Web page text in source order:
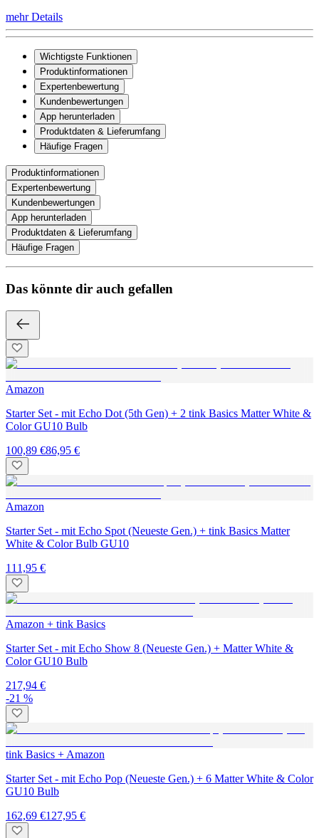
mehr Details
Wichtigste Funktionen
Produktinformationen
Expertenbewertung
Kundenbewertungen
App herunterladen
Produktdaten & Lieferumfang
Häufige Fragen
Produktinformationen
Expertenbewertung
Kundenbewertungen
App herunterladen
Produktdaten & Lieferumfang
Häufige Fragen
Das könnte dir auch gefallen
Amazon
Starter Set - mit Echo Dot (5th Gen) + 2 tink Basics Matter White &
Color GU10 Bulb
100,89 €86,95 €
Amazon
Starter Set - mit Echo Spot (Neueste Gen.) + tink Basics Matter
White & Color Bulb GU10
111,95 €
Amazon + tink Basics
Starter Set - mit Echo Show 8 (Neueste Gen.) + Matter White &
Color GU10 Bulb
217,94 €
-21 %
tink Basics + Amazon
Starter Set - mit Echo Pop (Neueste Gen.) + 6 Matter White & Color
GU10 Bulb
162,69 €127,95 €